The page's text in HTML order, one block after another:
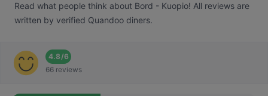
Read what people think about Bord - Kuopio! All reviews are
written by verified Quandoo diners.
4.8/6
66 reviews